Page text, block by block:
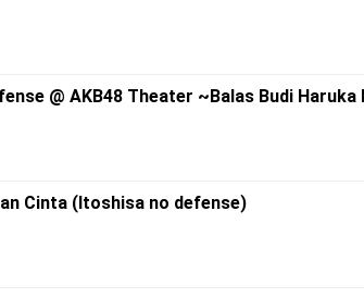
@ AKB48 Theater ~Balas Budi
Cinta (Itoshisa no defense)